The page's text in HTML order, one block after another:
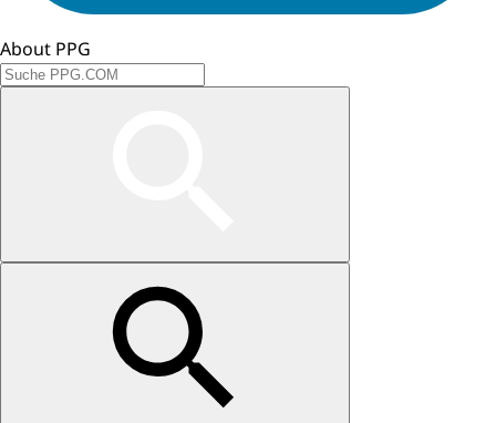
About PPG